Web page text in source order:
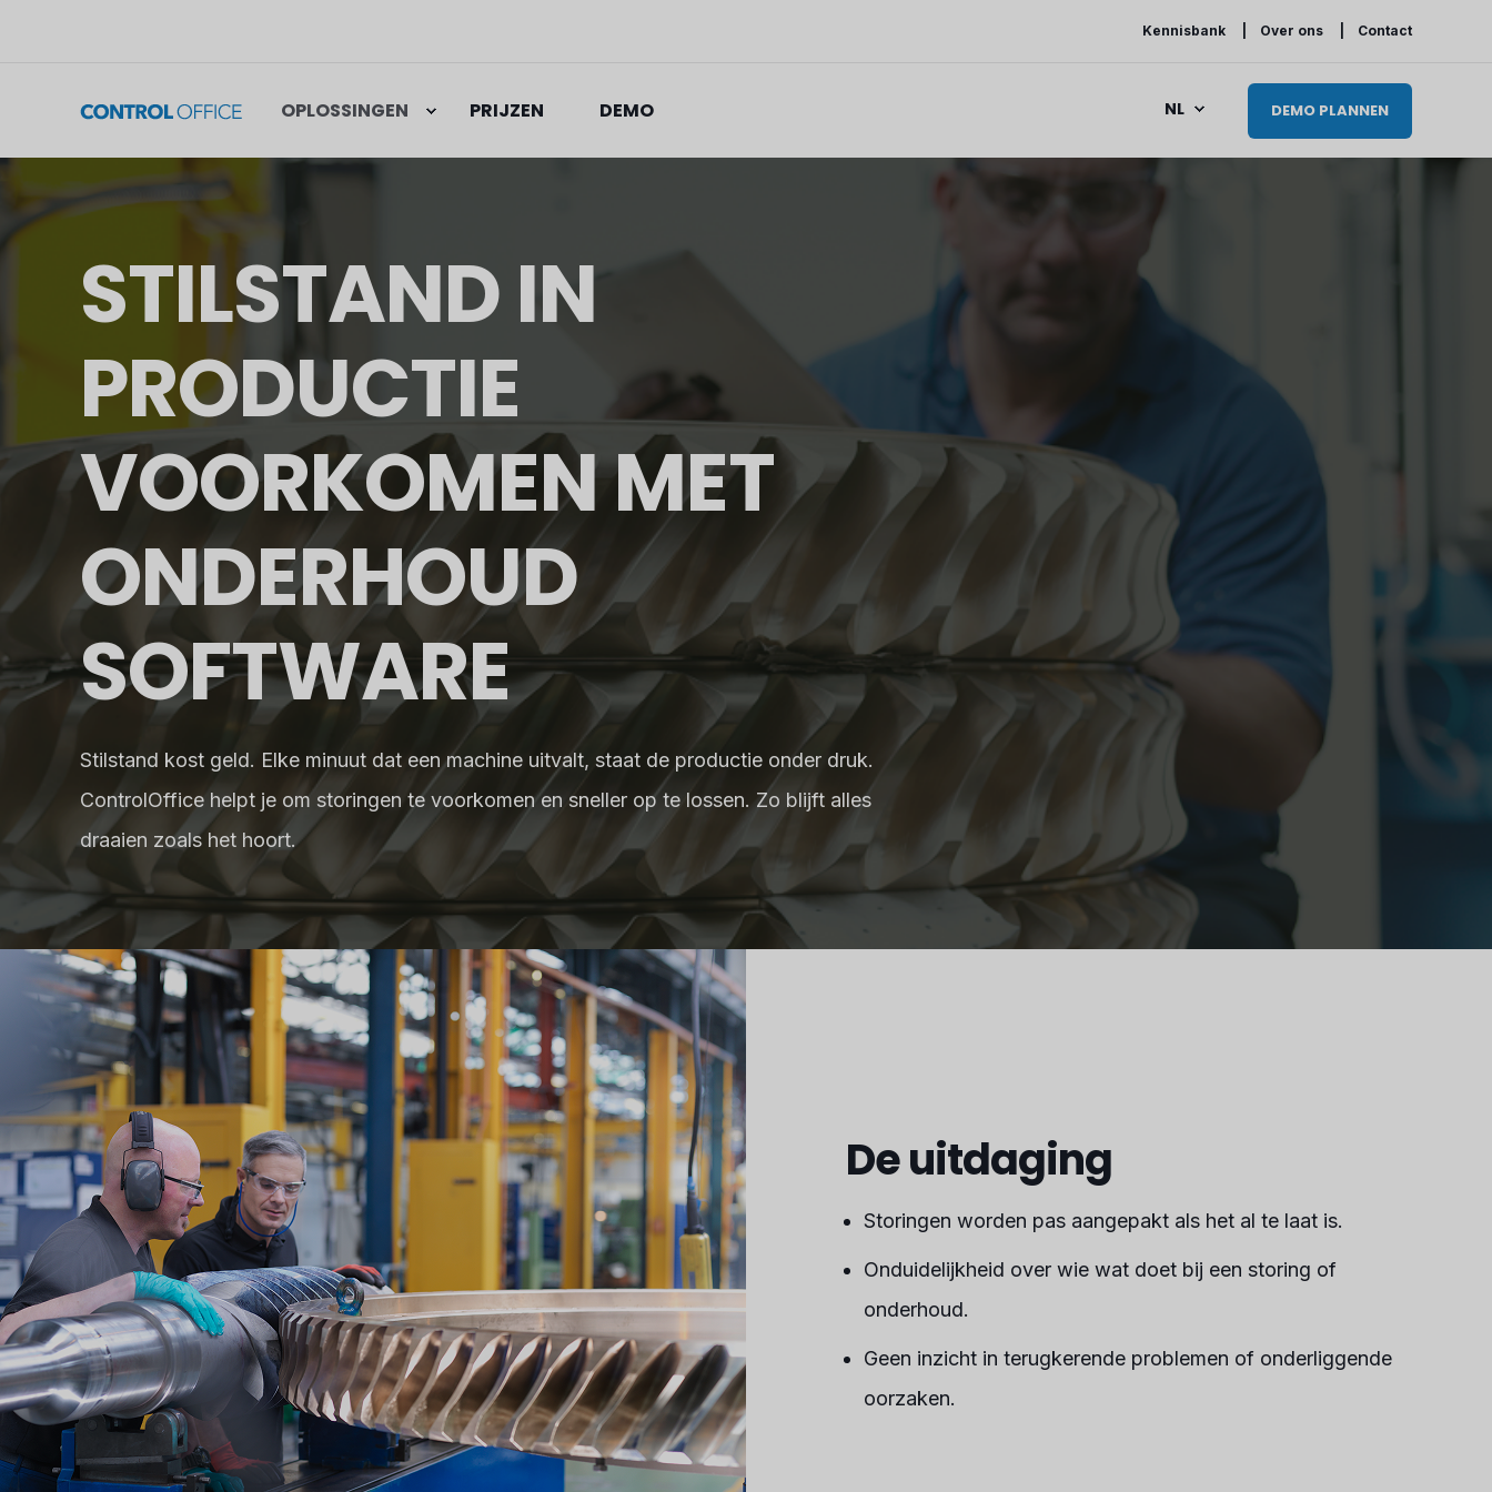
Kennisbank Over ons Contact
OPLOSSINGEN PRIJZEN DEMO NL DEMO PLANNEN
STILSTAND IN
PRODUCTIE
VOORKOMEN MET
ONDERHOUD
SOFTWARE
Stilstand kost geld. Elke minuut dat een machine uitvalt, staat de productie onder druk.
ControlOffice helpt je om storingen te voorkomen en sneller op te lossen. Zo blijft alles
draaien zoals het hoort.
De uitdaging
Storingen worden pas aangepakt als het al te laat is.
Onduidelijkheid over wie wat doet bij een storing of
onderhoud.
Geen inzicht in terugkerende problemen of onderliggende
oorzaken.